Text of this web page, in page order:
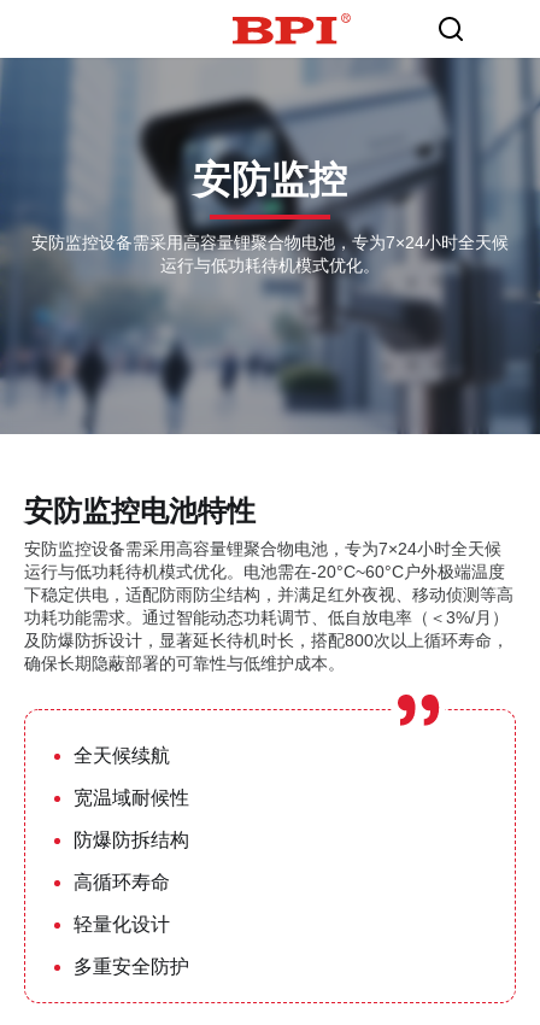
安防监控
安防监控设备需采用高容量锂聚合物电池，专为7×24小时全天候
运行与低功耗待机模式优化。
安防监控电池特性
安防监控设备需采用高容量锂聚合物电池，专为7×24小时全天候
运行与低功耗待机模式优化。电池需在-20°C~60°C户外极端温度
下稳定供电，适配防雨防尘结构，并满足红外夜视、移动侦测等高
功耗功能需求。通过智能动态功耗调节、低自放电率（＜3%/月）
及防爆防拆设计，显著延长待机时长，搭配800次以上循环寿命，
确保长期隐蔽部署的可靠性与低维护成本。
全天候续航
宽温域耐候性
防爆防拆结构
高循环寿命
轻量化设计
多重安全防护